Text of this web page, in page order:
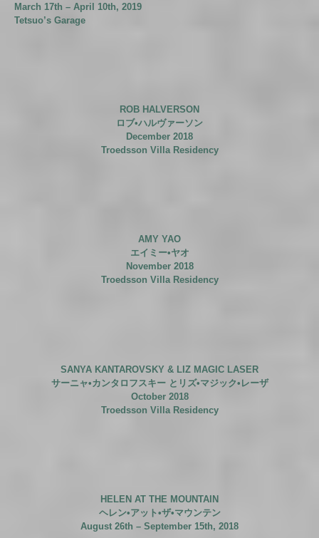
March 17th – April 10th, 2019
Tetsuo’s Garage
ROB HALVERSON
ロブ•ハルヴァーソン
December 2018
Troedsson Villa Residency
AMY YAO
エイミー•ヤオ
November 2018
Troedsson Villa Residency
SANYA KANTAROVSKY & LIZ MAGIC LASER
サーニャ•カンタロフスキー と リズ•マジック•レーザ
October 2018
Troedsson Villa Residency
HELEN AT THE MOUNTAIN
ヘレン•アット•ザ•マウンテン
August 26th – September 15th, 2018